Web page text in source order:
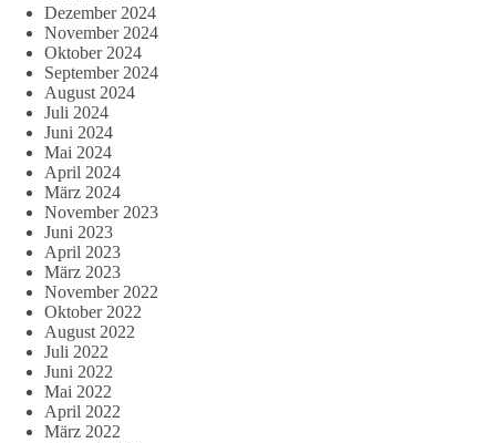
Dezember 2024
November 2024
Oktober 2024
September 2024
August 2024
Juli 2024
Juni 2024
Mai 2024
April 2024
März 2024
November 2023
Juni 2023
April 2023
März 2023
November 2022
Oktober 2022
August 2022
Juli 2022
Juni 2022
Mai 2022
April 2022
März 2022